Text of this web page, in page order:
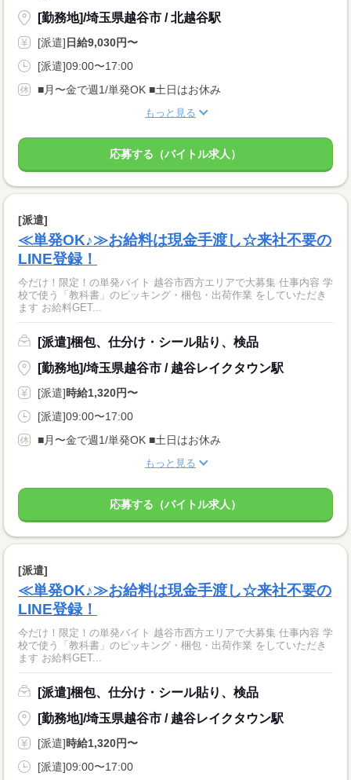
[勤務地]/埼玉県越谷市 / 北越谷駅
[派遣] 日給9,030円〜
[派遣]09:00〜17:00
■月〜金で週1/単発OK ■土日はお休み
もっと見る
応募する（バイトル求人）
[派遣]
≪単発OK♪≫お給料は現金手渡し☆来社不要の
LINE登録！
今だけ！限定！の単発バイト 越谷市西方エリアで大募集 仕事内容 学
校で使う「教科書」のピッキング・梱包・出荷作業 をしていただき
ます お給料GET...
[派遣]梱包、仕分け・シール貼り、検品
[勤務地]/埼玉県越谷市 / 越谷レイクタウン駅
[派遣]時給1,320円〜
[派遣]09:00〜17:00
■月〜金で週1/単発OK ■土日はお休み
もっと見る
応募する（バイトル求人）
[派遣]
≪単発OK♪≫お給料は現金手渡し☆来社不要の
LINE登録！
今だけ！限定！の単発バイト 越谷市西方エリアで大募集 仕事内容 学
校で使う「教科書」のピッキング・梱包・出荷作業 をしていただき
ます お給料GET...
[派遣]梱包、仕分け・シール貼り、検品
[勤務地]/埼玉県越谷市 / 越谷レイクタウン駅
[派遣]時給1,320円〜
[派遣]09:00〜17:00